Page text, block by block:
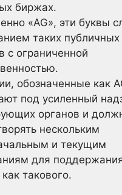
биржах.
«AG», эти буквы
таких публичных
с ограниченной
обозначенные как
под усиленный
органов и
нескольким
и текущим
для
как такового.